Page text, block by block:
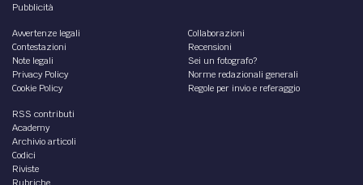
Pubblicità
Avvertenze legali
Contestazioni
Note legali
Privacy Policy
Cookie Policy
Collaborazioni
Recensioni
Sei un fotografo?
Norme redazionali generali
Regole per invio e referaggio
RSS contributi
Academy
Archivio articoli
Codici
Riviste
Rubriche